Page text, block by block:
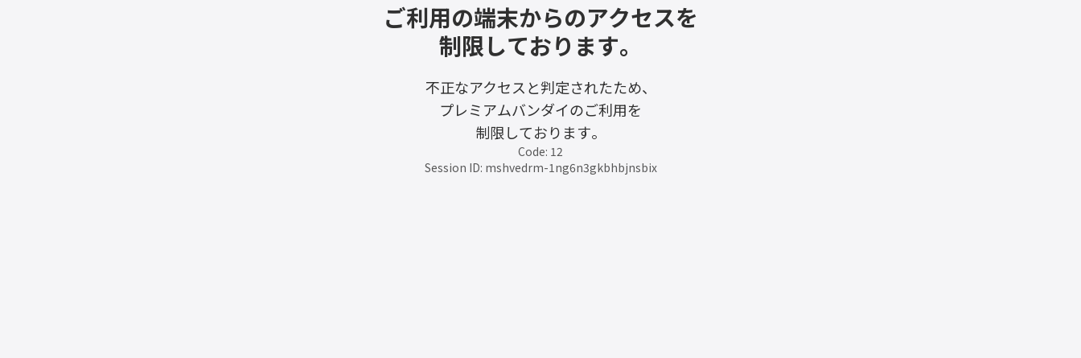
ご利用の端末からのアクセスを
制限しております。
不正なアクセスと判定されたため、
プレミアムバンダイのご利用を
制限しております。
Code: 12
Session ID: mshvedrm-1ng6n3gkbhbjnsbix